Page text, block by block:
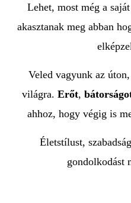
Lehet, most még a
akasztanak meg abban
Veled vagyunk az
világra. Erőt,
ahhoz, hogy végig is
Életstílust,
gondolkodást